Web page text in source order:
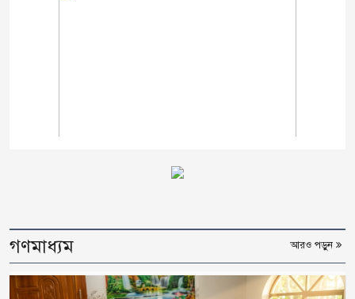
গণমাধ্যম আরও পড়ুন